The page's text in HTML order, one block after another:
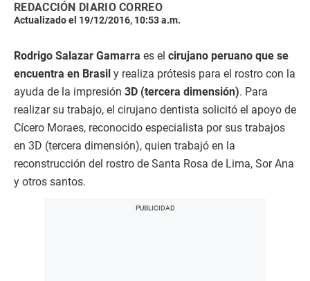
REDACCIÓN DIARIO CORREO
Actualizado el 19/12/2016, 10:53 a.m.
Rodrigo Salazar Gamarra es el cirujano peruano que se
encuentra en Brasil y realiza prótesis para el rostro con la
ayuda de la impresión 3D (tercera dimensión). Para
realizar su trabajo, el cirujano dentista solicitó el apoyo de
Cícero Moraes, reconocido especialista por sus trabajos
en 3D (tercera dimensión), quien trabajó en la
reconstrucción del rostro de Santa Rosa de Lima, Sor Ana
y otros santos.